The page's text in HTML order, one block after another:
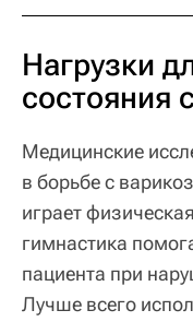
Нагрузки
состояния
Медицинские
в борьбе с
играет
гимнастика
пациента при
Лучше всего